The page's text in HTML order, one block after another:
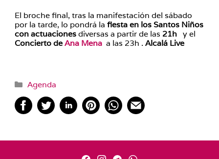
El broche final, tras la manifestación del sábado
por la tarde, lo pondrá la fiesta en los Santos Niños
con actuacionesdiversas a partir de las 21h y el
Concierto deAna Mena a las 23h . Alcalá Live
Categorías
Agenda